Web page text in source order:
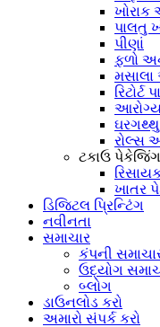
ખોરાક
પાલતુ
પીણાં
ફળો
રિટોર્ટ
રોલ્સ
ટકાઉ પેકેજિંગ
ખાતર
ડિજિટલ પ્રિન્ટિંગ
નવીનતા
સમાચાર
કંપની
ઉદ્યોગ
બ્લોગ
ડાઉનલોડ કરો
અમારો સંપર્ક કરો